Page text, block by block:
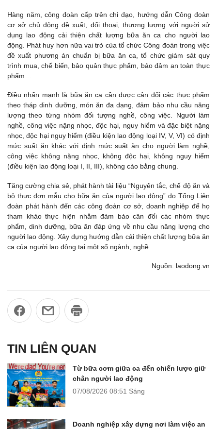
Hàng năm, công đoàn cấp trên chỉ đạo, hướng dẫn Công đoàn
cơ sở chủ động đề xuất, đối thoại, thương lượng với người sử
dụng lao động cải thiện chất lượng bữa ăn ca cho người lao
động. Phát huy hơn nữa vai trò của tổ chức Công đoàn trong việc
đề xuất phương án chuẩn bị bữa ăn ca, tổ chức giám sát quy
trình mua, chế biến, bảo quản thực phẩm, bảo đảm an toàn thực
phẩm…
Điều nhấn mạnh là bữa ăn ca cần được cân đối các thực phẩm
theo tháp dinh dưỡng, món ăn đa dạng, đảm bảo nhu cầu năng
lượng theo từng nhóm đối tượng nghề, công việc. Người làm
nghề, công việc nặng nhọc, độc hại, nguy hiểm và đặc biệt nặng
nhọc, độc hại nguy hiểm (điều kiện lao động loại IV, V, VI) có định
mức suất ăn khác với định mức suất ăn cho người làm nghề,
công việc không nặng nhọc, không độc hại, không nguy hiểm
(điều kiện lao động loại I, II, III), không cào bằng chung.
Tăng cường chia sẻ, phát hành tài liệu “Nguyên tắc, chế độ ăn và
bộ thực đơn mẫu cho bữa ăn của người lao động” do Tổng Liên
đoàn phát hành đến các công đoàn cơ sở, doanh nghiệp để họ
tham khảo thực hiện nhằm đảm bảo cân đối các nhóm thực
phẩm, dinh dưỡng, bữa ăn đáp ứng về nhu cầu năng lượng cho
người lao động. Xây dựng hướng dẫn cải thiện chất lượng bữa ăn
ca của người lao động tại một số ngành, nghề.
Nguồn: laodong.vn
TIN LIÊN QUAN
Từ bữa cơm giữa ca đến chiến lược giữ
chân người lao động
07/08/2026 08:51 Sáng
Doanh nghiệp xây dựng nơi làm việc an